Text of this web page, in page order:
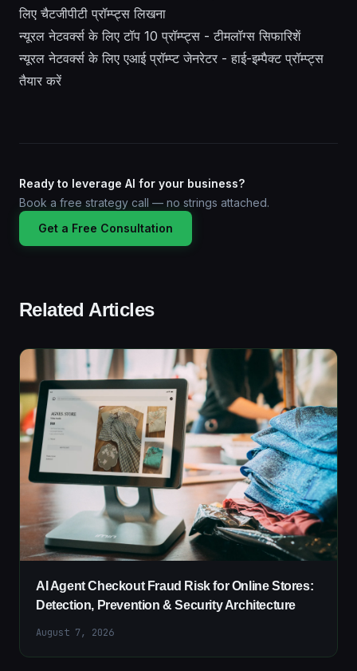
लिए चैटजीपीटी प्रॉम्प्ट्स लिखना
न्यूरल नेटवर्क्स के लिए टॉप 10 प्रॉम्प्ट्स - टीमलॉग्स सिफारिशें
न्यूरल नेटवर्क्स के लिए एआई प्रॉम्प्ट जेनरेटर - हाई-इम्पैक्ट प्रॉम्प्ट्स
तैयार करें
Ready to leverage AI for your business?
Book a free strategy call — no strings attached.
Get a Free Consultation
Related Articles
AI Agent Checkout Fraud Risk for Online Stores:
Detection, Prevention & Security Architecture
August 7, 2026